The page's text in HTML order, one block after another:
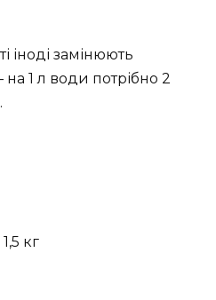
іноді замінюють
1 л води потрібно 2
кг